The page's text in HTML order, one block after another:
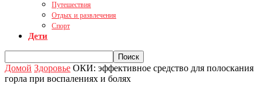
Путешествия
Отдых и развлечения
Спорт
Дети
Домой Здоровье ОКИ: эффективное средство для полоскания
горла при воспалениях и болях